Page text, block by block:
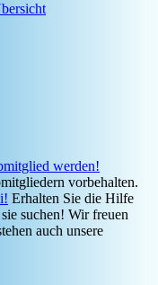
werden!
vorbehalten.
Erhalten Sie die Hilfe
suchen! Wir freuen
auch unsere